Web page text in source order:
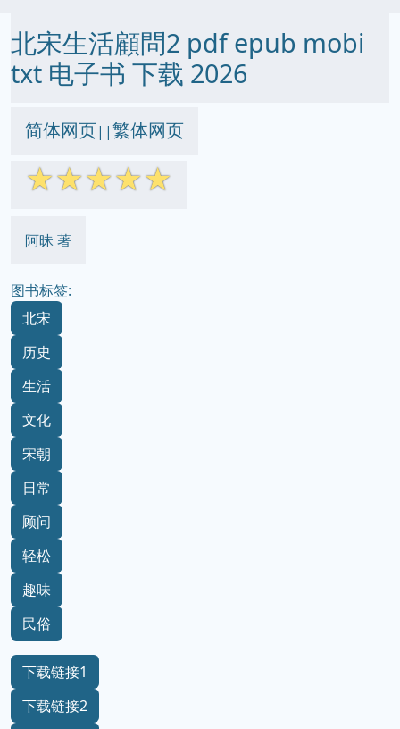
北宋生活顧問2 pdf epub mobi
txt 电子书 下载 2026
简体网页||繁体网页
☆☆☆☆☆
阿昧 著
图书标签:
北宋
历史
生活
文化
宋朝
日常
顾问
轻松
趣味
民俗
下载链接1
下载链接2